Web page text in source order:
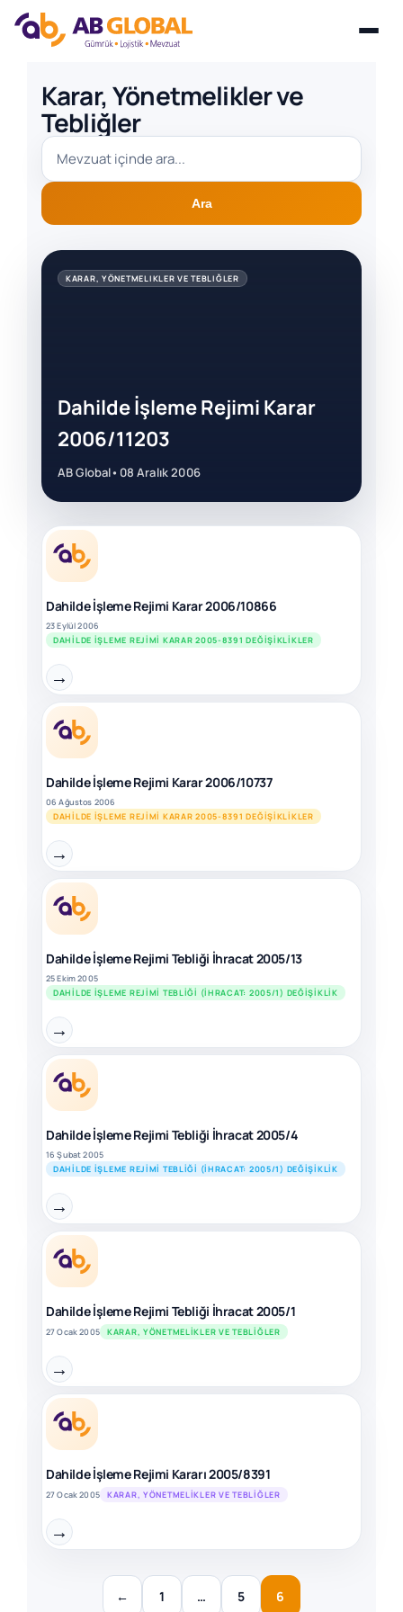
content
Karar, Yönetmelikler ve
Tebliğler
Ara
KARAR, YÖNETMELIKLER VE TEBLIĞLER
Dahilde İşleme Rejimi Karar
2006/11203
AB Global• 08 Aralık 2006
Dahilde İşleme Rejimi Karar 2006/10866
23 Eylül 2006
DAHILDE İŞLEME REJIMI KARAR 2005-8391 DEĞIŞIKLIKLER
→
Dahilde İşleme Rejimi Karar 2006/10737
06 Ağustos 2006
DAHILDE İŞLEME REJIMI KARAR 2005-8391 DEĞIŞIKLIKLER
→
Dahilde İşleme Rejimi Tebliği İhracat 2005/13
25 Ekim 2005
DAHILDE İŞLEME REJIMI TEBLIĞI (İHRACAT: 2005/1) DEĞIŞIKLIK
→
Dahilde İşleme Rejimi Tebliği İhracat 2005/4
16 Şubat 2005
DAHILDE İŞLEME REJIMI TEBLIĞI (İHRACAT: 2005/1) DEĞIŞIKLIK
→
Dahilde İşleme Rejimi Tebliği İhracat 2005/1
27 Ocak 2005 KARAR, YÖNETMELIKLER VE TEBLIĞLER
→
Dahilde İşleme Rejimi Kararı 2005/8391
27 Ocak 2005 KARAR, YÖNETMELIKLER VE TEBLIĞLER
→
← 1 … 5 6